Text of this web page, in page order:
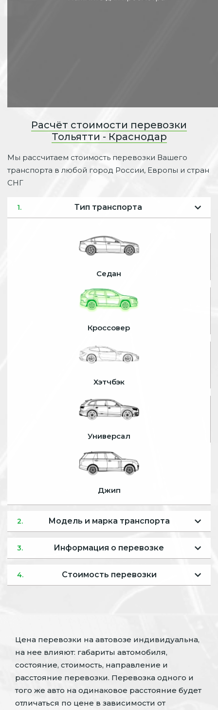
Расчёт стоимости перевозки
Тольятти - Краснодар
Мы рассчитаем стоимость перевозки Вашего
транспорта в любой город России, Европы и стран
СНГ
1. Тип транспорта
Седан
Кроссовер
Хэтчбэк
Универсал
Джип
2. Модель и марка транспорта
3. Информация о перевозке
4. Стоимость перевозки
Цена перевозки на автовозе индивидуальна,
на нее влияют: габариты автомобиля,
состояние, стоимость, направление и
расстояние перевозки. Перевозка одного и
того же авто на одинаковое расстояние будет
отличаться по цене в зависимости от